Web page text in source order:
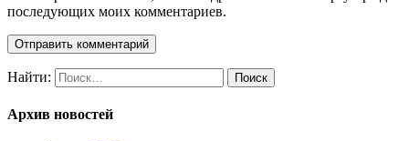
последующих моих комментариев.
Найти:
Архив новостей